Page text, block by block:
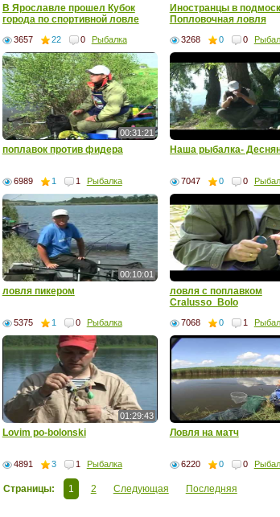
В Ярославле прошел Кубок
города по спортивной ловле
3657 22 0 Рыбалка
Иностранцы в
Попловочная ловля
3268 0 0
00:31:21
поплавок против фидера
6989 1 1 Рыбалка
Наша рыбалка-
7047 0 0
00:10:01
ловля пикером
5375 1 0 Рыбалка
ловля с поплавком
Cralusso_Bolo
7068 0 1
01:29:43
Lovim po-bolonski
4891 3 1 Рыбалка
Ловля на матч
6220 0 0
Страницы: 1 2 Следующая Последняя